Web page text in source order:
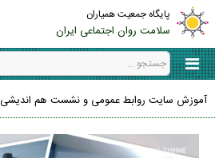
پایگاه جمعیت همیاران
سلامت روان اجتماعی ایران
آموزش سایت روابط عمومی و نشست هم اندیشی